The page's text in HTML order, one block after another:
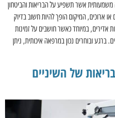
אשר תשפיע על הבריאות והביטחון
ארוכים, המיקום הופך להיות חשוב בדיוק
אדירים, במיוחד כאשר חושבים על זמינות
ברגע ובוחרים נכון במרפאה איכותית, ניתן
של השיניים